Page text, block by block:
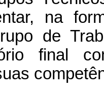
na
de
final